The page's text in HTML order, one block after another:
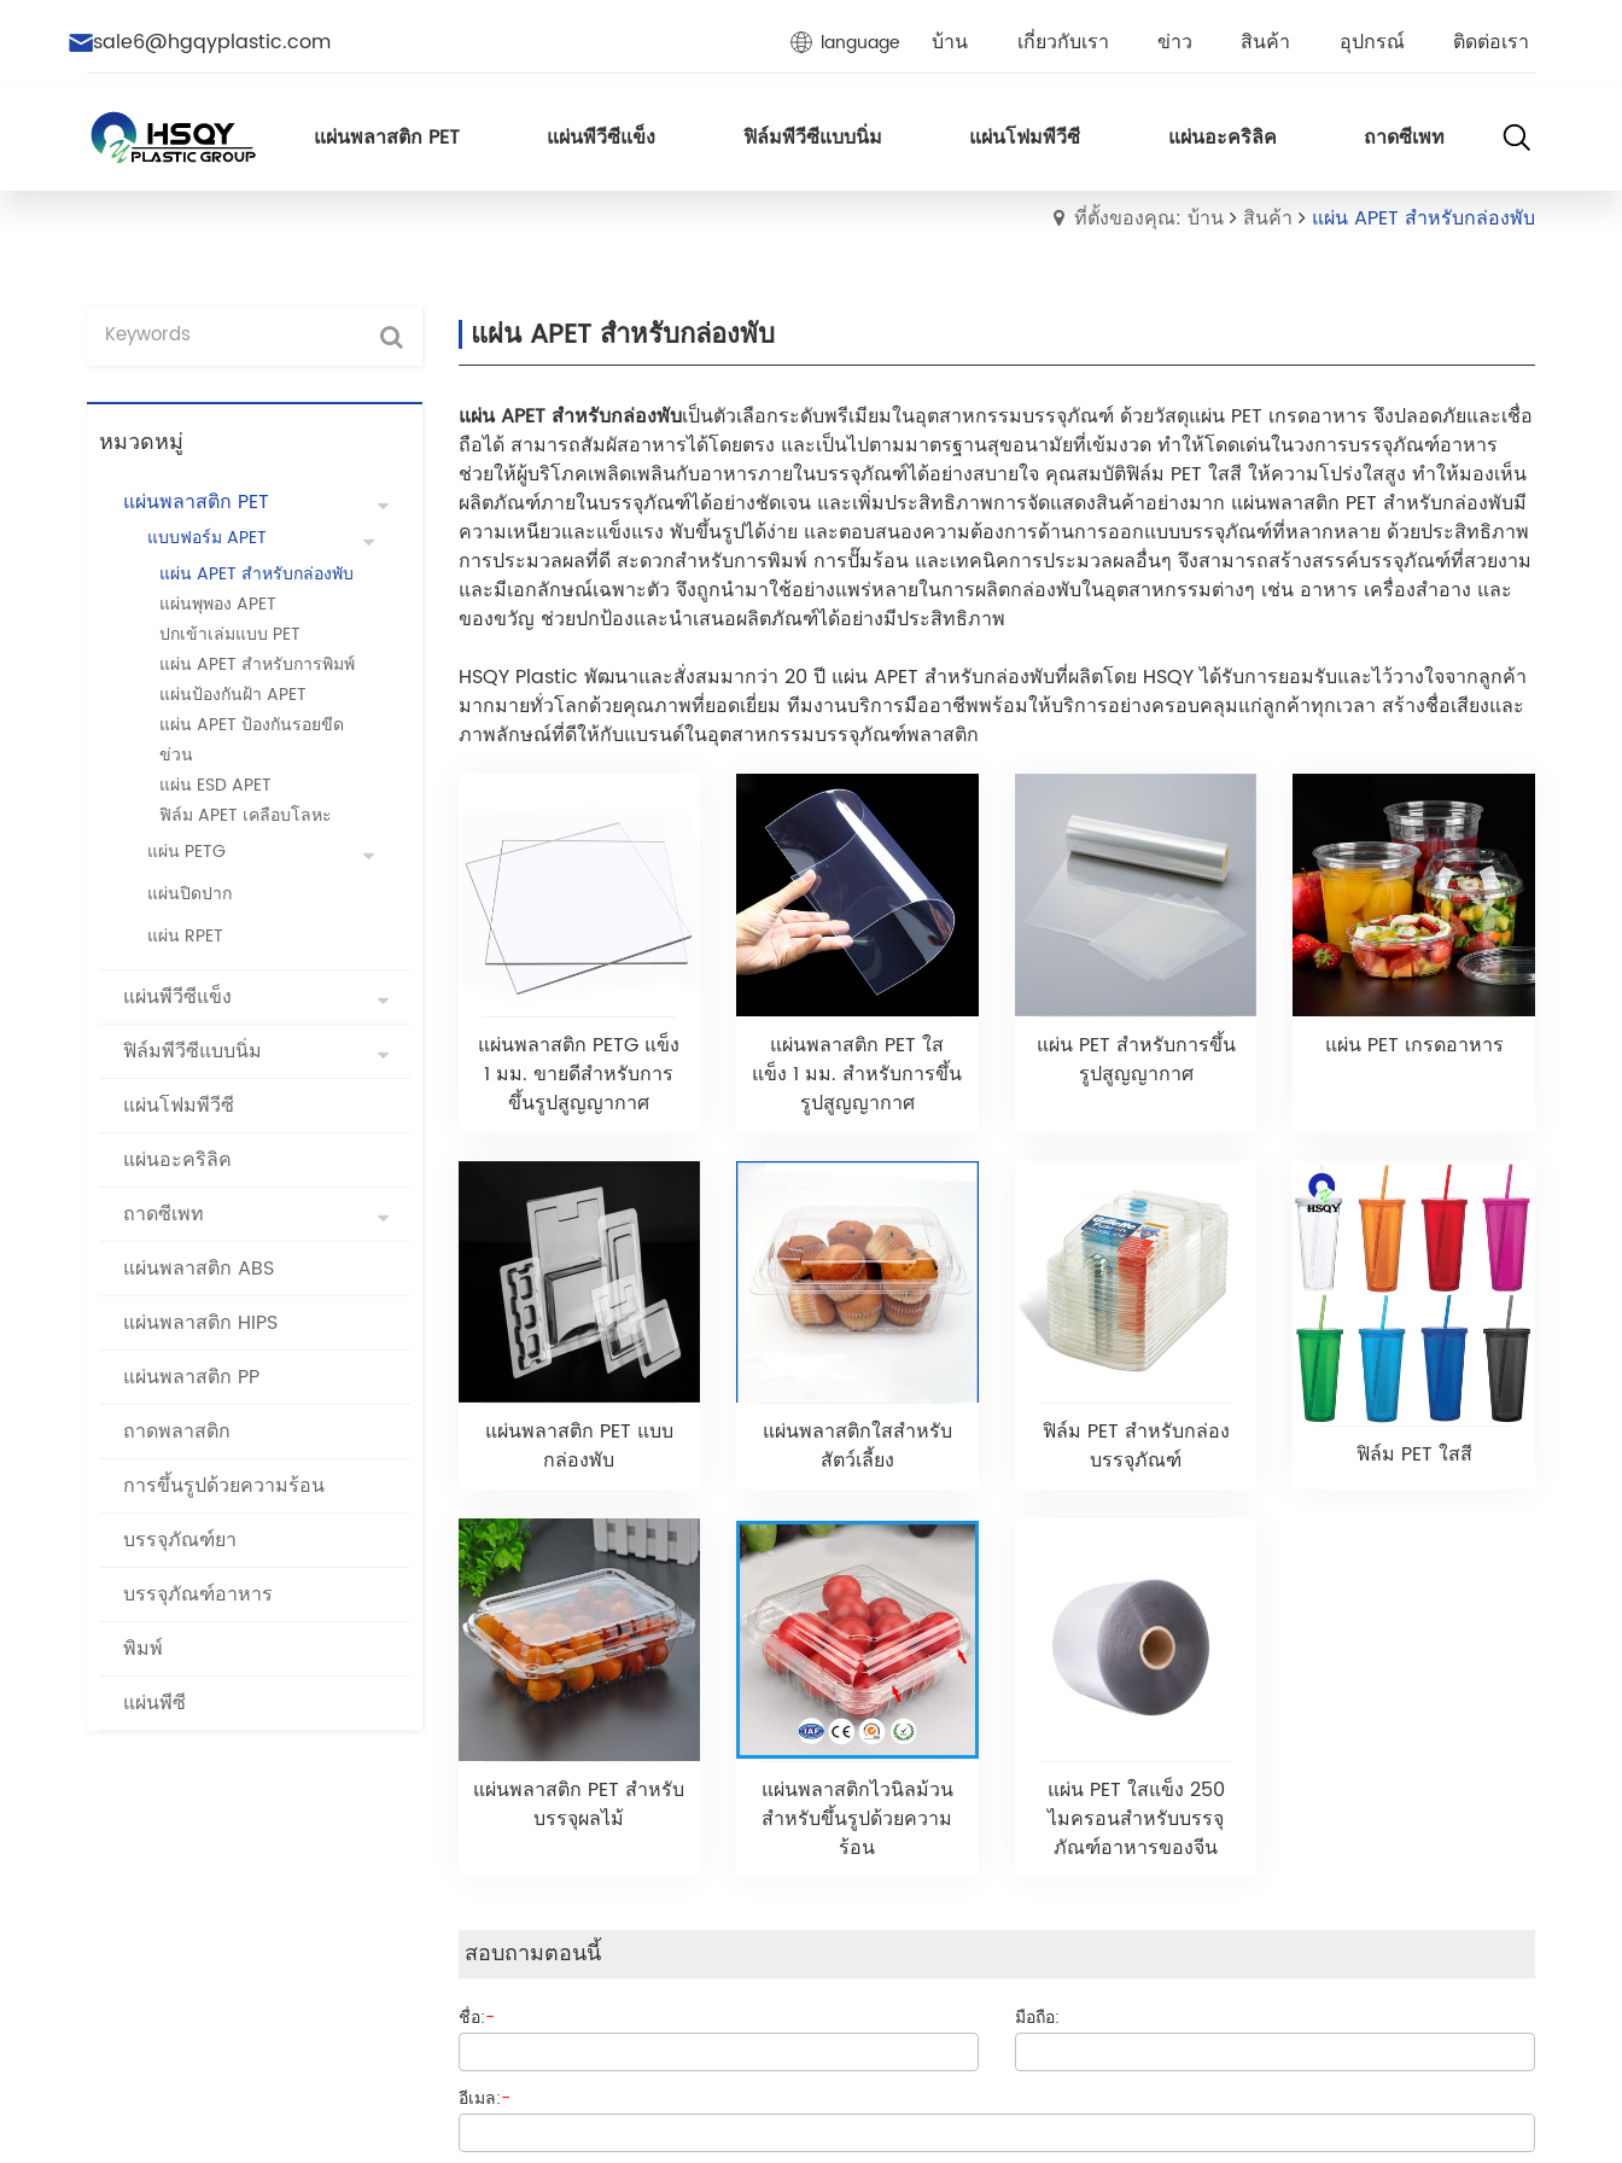
sale6@hgqyplastic.com language บ้าน เกี่ยวกับเรา ข่าว สินค้า อุปกรณ์ ติดต่อเรา
แผ่นพลาสติก PET แผ่นพีวีซีแข็ง ฟิล์มพีวีซีแบบนิ่ม แผ่นโฟมพีวีซี แผ่นอะคริลิค ถาดซีเพท
ที่ตั้งของคุณ: บ้าน สินค้า แผ่น APET สำหรับกล่องพับ
หมวดหมู่
แผ่นพลาสติก PET
แบบฟอร์ม APET
แผ่น APET สำหรับกล่องพับ
แผ่นพุพอง APET
ปกเข้าเล่มแบบ PET
แผ่น APET สำหรับการพิมพ์
แผ่นป้องกันฝ้า APET
แผ่น APET ป้องกันรอยขีด
ข่วน
แผ่น ESD APET
ฟิล์ม APET เคลือบโลหะ
แผ่น PETG
แผ่นปิดปาก
แผ่น RPET
แผ่นพีวีซีแข็ง
ฟิล์มพีวีซีแบบนิ่ม
แผ่นโฟมพีวีซี
แผ่นอะคริลิค
ถาดซีเพท
แผ่นพลาสติก ABS
แผ่นพลาสติก HIPS
แผ่นพลาสติก PP
ถาดพลาสติก
การขึ้นรูปด้วยความร้อน
บรรจุภัณฑ์ยา
บรรจุภัณฑ์อาหาร
พิมพ์
แผ่นพีซี
แผ่น APET สำหรับกล่องพับ
แผ่น APET สำหรับกล่องพับเป็นตัวเลือกระดับพรีเมียมในอุตสาหกรรมบรรจุภัณฑ์ ด้วยวัสดุแผ่น PET เกรดอาหาร จึงปลอดภัยและเชื่อ
ถือได้ สามารถสัมผัสอาหารได้โดยตรง และเป็นไปตามมาตรฐานสุขอนามัยที่เข้มงวด ทำให้โดดเด่นในวงการบรรจุภัณฑ์อาหาร
ช่วยให้ผู้บริโภคเพลิดเพลินกับอาหารภายในบรรจุภัณฑ์ได้อย่างสบายใจ คุณสมบัติฟิล์ม PET ใสสี ให้ความโปร่งใสสูง ทำให้มองเห็น
ผลิตภัณฑ์ภายในบรรจุภัณฑ์ได้อย่างชัดเจน และเพิ่มประสิทธิภาพการจัดแสดงสินค้าอย่างมาก แผ่นพลาสติก PET สำหรับกล่องพับมี
ความเหนียวและแข็งแรง พับขึ้นรูปได้ง่าย และตอบสนองความต้องการด้านการออกแบบบรรจุภัณฑ์ที่หลากหลาย ด้วยประสิทธิภาพ
การประมวลผลที่ดี สะดวกสำหรับการพิมพ์ การปั๊มร้อน และเทคนิคการประมวลผลอื่นๆ จึงสามารถสร้างสรรค์บรรจุภัณฑ์ที่สวยงาม
และมีเอกลักษณ์เฉพาะตัว จึงถูกนำมาใช้อย่างแพร่หลายในการผลิตกล่องพับในอุตสาหกรรมต่างๆ เช่น อาหาร เครื่องสำอาง และ
ของขวัญ ช่วยปกป้องและนำเสนอผลิตภัณฑ์ได้อย่างมีประสิทธิภาพ
HSQY Plastic พัฒนาและสั่งสมมากว่า 20 ปี แผ่น APET สำหรับกล่องพับที่ผลิตโดย HSQY ได้รับการยอมรับและไว้วางใจจากลูกค้า
มากมายทั่วโลกด้วยคุณภาพที่ยอดเยี่ยม ทีมงานบริการมืออาชีพพร้อมให้บริการอย่างครอบคลุมแก่ลูกค้าทุกเวลา สร้างชื่อเสียงและ
ภาพลักษณ์ที่ดีให้กับแบรนด์ในอุตสาหกรรมบรรจุภัณฑ์พลาสติก
แผ่นพลาสติก PETG แข็ง
1 มม. ขายดีสำหรับการ
ขึ้นรูปสูญญากาศ
แผ่นพลาสติก PET ใส
แข็ง 1 มม. สำหรับการขึ้น
รูปสูญญากาศ
แผ่น PET สำหรับการขึ้น
รูปสูญญากาศ
แผ่น PET เกรดอาหาร
แผ่นพลาสติก PET แบบ
กล่องพับ
แผ่นพลาสติกใสสำหรับ
สัตว์เลี้ยง
ฟิล์ม PET สำหรับกล่อง
บรรจุภัณฑ์
ฟิล์ม PET ใสสี
แผ่นพลาสติก PET สำหรับ
บรรจุผลไม้
แผ่นพลาสติกไวนิลม้วน
สำหรับขึ้นรูปด้วยความ
ร้อน
แผ่น PET ใสแข็ง 250
ไมครอนสำหรับบรรจุ
ภัณฑ์อาหารของจีน
สอบถามตอนนี้
ชื่อ:- มือถือ:
อีเมล:-